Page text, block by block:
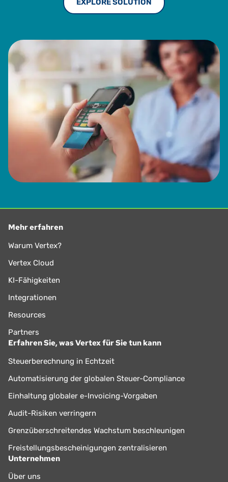
EXPLORE SOLUTION
Mehr erfahren
Warum Vertex?
Vertex Cloud
KI-Fähigkeiten
Integrationen
Resources
Partners
Erfahren Sie, was Vertex für Sie tun kann
Steuerberechnung in Echtzeit
Automatisierung der globalen Steuer-Compliance
Einhaltung globaler e-Invoicing-Vorgaben
Audit-Risiken verringern
Grenzüberschreitendes Wachstum beschleunigen
Freistellungsbescheinigungen zentralisieren
Unternehmen
Über uns